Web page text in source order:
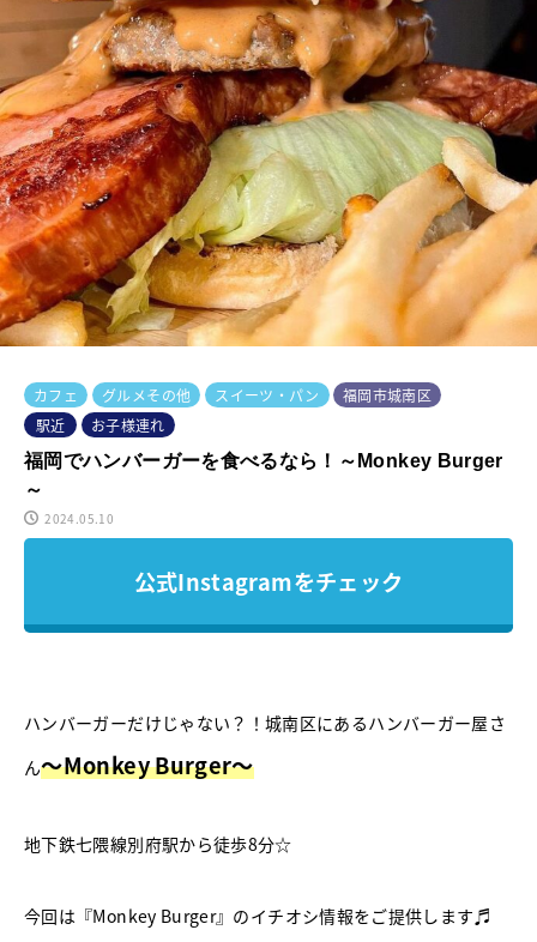
カフェ グルメその他 スイーツ・パン
福岡市城南区
駅近
お子様連れ
福岡でハンバーガーを食べるなら！～Monkey Burger
～
2024.05.10
公式Instagramをチェック
ハンバーガーだけじゃない？！城南区にあるハンバーガー屋さ
ん～Monkey Burger～
地下鉄七隈線別府駅から徒歩8分☆
今回は『Monkey Burger』のイチオシ情報をご提供します♬